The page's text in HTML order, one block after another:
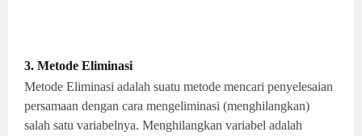
3. Metode Eliminasi
Metode Eliminasi adalah suatu metode mencari penyelesaian
persamaan dengan cara mengeliminasi (menghilangkan)
salah satu variabelnya. Menghilangkan variabel adalah